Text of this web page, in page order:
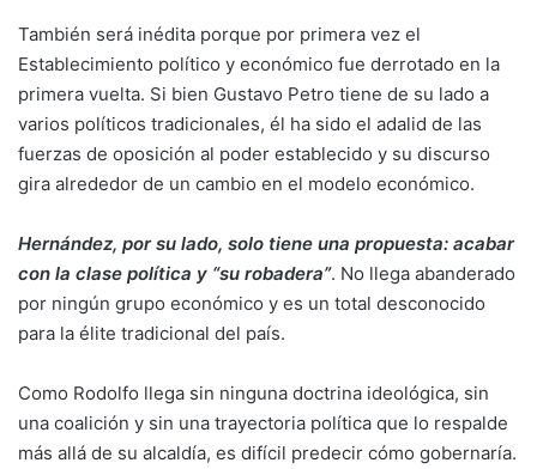
También será inédita porque por primera vez el
Establecimiento político y económico fue derrotado en la
primera vuelta. Si bien Gustavo Petro tiene de su lado a
varios políticos tradicionales, él ha sido el adalid de las
fuerzas de oposición al poder establecido y su discurso
gira alrededor de un cambio en el modelo económico.
Hernández, por su lado, solo tiene una propuesta: acabar
con la clase política y “su robadera”. No llega abanderado
por ningún grupo económico y es un total desconocido
para la élite tradicional del país.
Como Rodolfo llega sin ninguna doctrina ideológica, sin
una coalición y sin una trayectoria política que lo respalde
más allá de su alcaldía, es difícil predecir cómo gobernaría.